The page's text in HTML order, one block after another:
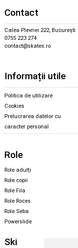
Contact
Calea Plevnei 222, București
0755 223 274
contact@skates.ro
Informații utile
Politica de utilizare
Cookies
Prelucrarea datelor cu
caracter personal
Role
Role adulți
Role copii
Role Fila
Role Roces
Role Seba
Powerslide
Ski